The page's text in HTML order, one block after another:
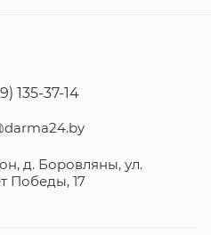
135-37-14
д. Боровляны, ул.
Победы, 17